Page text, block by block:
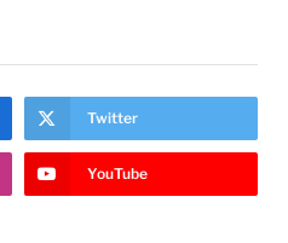
Twitter
YouTube